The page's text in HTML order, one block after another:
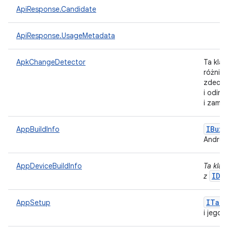
ApiResponse.Candidate
ApiResponse.UsageMetadata
ApkChangeDetector
Ta
różnią
i
i
AppBuildInfo
AppDeviceBuildInfo
Ta
z
AppSetup
i jego